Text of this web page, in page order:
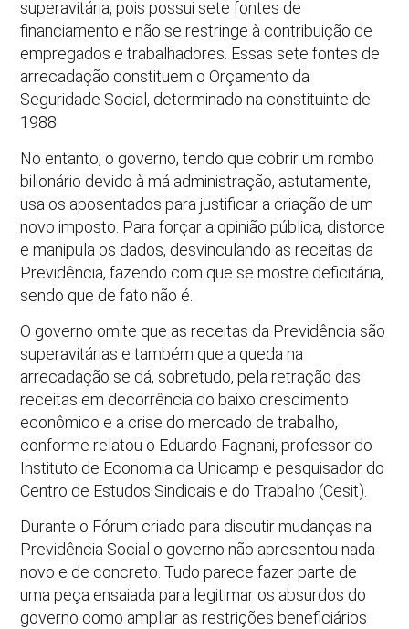
superavitária, pois possui sete fontes de
financiamento e não se restringe à contribuição de
empregados e trabalhadores. Essas sete fontes de
arrecadação constituem o Orçamento da
Seguridade Social, determinado na constituinte de
1988.
No entanto, o governo, tendo que cobrir um rombo
bilionário devido à má administração, astutamente,
usa os aposentados para justificar a criação de um
novo imposto. Para forçar a opinião pública, distorce
e manipula os dados, desvinculando as receitas da
Previdência, fazendo com que se mostre deficitária,
sendo que de fato não é.
O governo omite que as receitas da Previdência são
superavitárias e também que a queda na
arrecadação se dá, sobretudo, pela retração das
receitas em decorrência do baixo crescimento
econômico e a crise do mercado de trabalho,
conforme relatou o Eduardo Fagnani, professor do
Instituto de Economia da Unicamp e pesquisador do
Centro de Estudos Sindicais e do Trabalho (Cesit).
Durante o Fórum criado para discutir mudanças na
Previdência Social o governo não apresentou nada
novo e de concreto. Tudo parece fazer parte de
uma peça ensaiada para legitimar os absurdos do
governo como ampliar as restrições beneficiários